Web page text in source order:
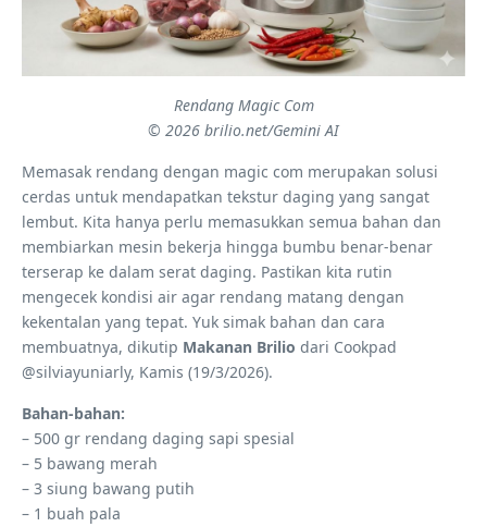
Rendang Magic Com
© 2026 brilio.net/Gemini AI
Memasak rendang dengan magic com merupakan solusi
cerdas untuk mendapatkan tekstur daging yang sangat
lembut. Kita hanya perlu memasukkan semua bahan dan
membiarkan mesin bekerja hingga bumbu benar-benar
terserap ke dalam serat daging. Pastikan kita rutin
mengecek kondisi air agar rendang matang dengan
kekentalan yang tepat. Yuk simak bahan dan cara
membuatnya, dikutip Makanan Brilio dari Cookpad
@silviayuniarly, Kamis (19/3/2026).
Bahan-bahan:
– 500 gr rendang daging sapi spesial
– 5 bawang merah
– 3 siung bawang putih
– 1 buah pala